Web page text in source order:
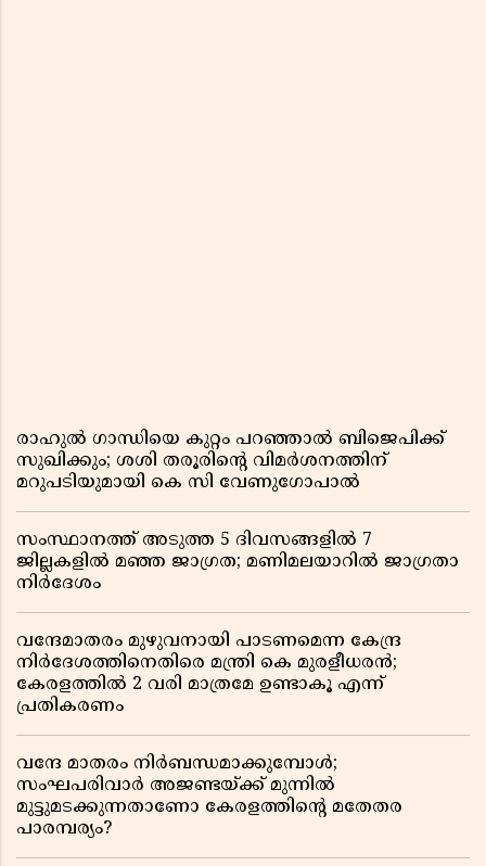
രാഹുൽ ഗാന്ധിയെ കുറ്റം പറഞ്ഞാൽ ബിജെപിക്ക്
സുഖിക്കും; ശശി തരൂരിന്റെ വിമർശനത്തിന്
മറുപടിയുമായി കെ സി വേണുഗോപാൽ
സംസ്ഥാനത്ത് അടുത്ത 5 ദിവസങ്ങളിൽ 7
ജില്ലകളിൽ മഞ്ഞ ജാഗ്രത; മണിമലയാറിൽ ജാഗ്രതാ
നിർദേശം
വന്ദേമാതരം മുഴുവനായി പാടണമെന്ന കേന്ദ്ര
നിർദേശത്തിനെതിരെ മന്ത്രി കെ മുരളീധരൻ;
കേരളത്തിൽ 2 വരി മാത്രമേ ഉണ്ടാകൂ എന്ന്
പ്രതികരണം
വന്ദേ മാതരം നിർബന്ധമാക്കുമ്പോൾ;
സംഘപരിവാർ അജണ്ടയ്ക്ക് മുന്നിൽ
മുട്ടുമടക്കുന്നതാണോ കേരളത്തിന്റെ മതേതര
പാരമ്പര്യം?